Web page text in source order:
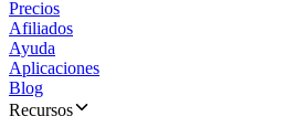
Precios
Afiliados
Ayuda
Aplicaciones
Blog
Recursos